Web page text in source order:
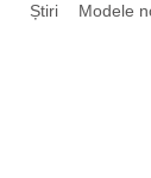
Știri Modele